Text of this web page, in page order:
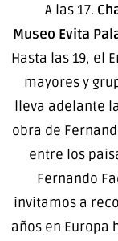
A las 17.
Museo Evita
Hasta las 19, el
mayores y
lleva adelante
obra de
entre los
Fernando
invitamos a
años en Europa